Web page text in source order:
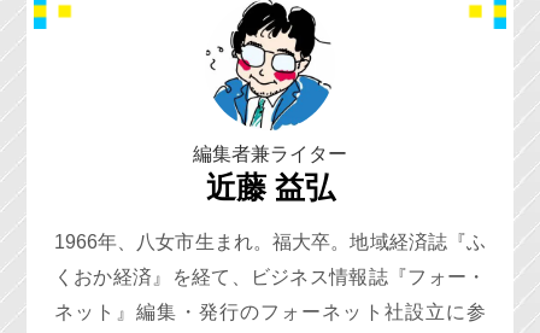
編集者兼ライター
近藤 益弘
1966年、八女市生まれ。福大卒。地域経済誌『ふ
くおか経済』を経て、ビジネス情報誌『フォー・
ネット』編集・発行のフォーネット社設立に参